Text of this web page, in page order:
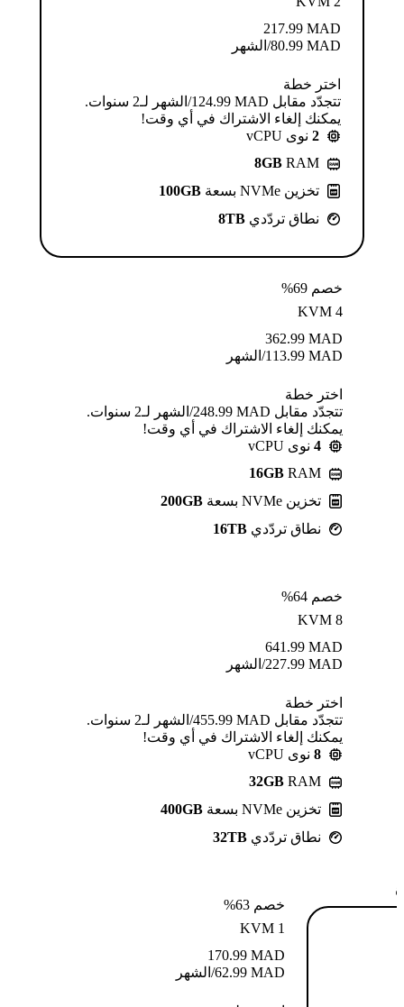
MAD
217.99
MAD
80.99/الشهر
اختر خطة
تتجدّد مقابل MAD ⁦124.99⁩/الشهر لـ2 سنوات.
يمكنك إلغاء الاشتراك في أي وقت!
2 نوى vCPU
8GB RAM
تخزين NVMe بسعة
100GB
نطاق تردّدي 8TB
خصم 69%
KVM 4
MAD
362.99
MAD
113.99/الشهر
اختر خطة
تتجدّد مقابل MAD ⁦248.99⁩/الشهر لـ2 سنوات.
يمكنك إلغاء الاشتراك في أي وقت!
4 نوى vCPU
16GB RAM
تخزين NVMe بسعة
200GB
نطاق تردّدي 16TB
خصم 64%
KVM 8
MAD
641.99
MAD
227.99/الشهر
اختر خطة
تتجدّد مقابل MAD ⁦455.99⁩/الشهر لـ2 سنوات.
يمكنك إلغاء الاشتراك في أي وقت!
8 نوى vCPU
32GB RAM
تخزين NVMe بسعة
400GB
نطاق تردّدي 32TB
خصم 63%
KVM 1
MAD
170.99
MAD
62.99/الشهر